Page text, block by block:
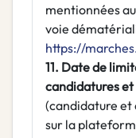
mentionnées
voie
https://
11. Date de
candidatures et
(candidature
sur la